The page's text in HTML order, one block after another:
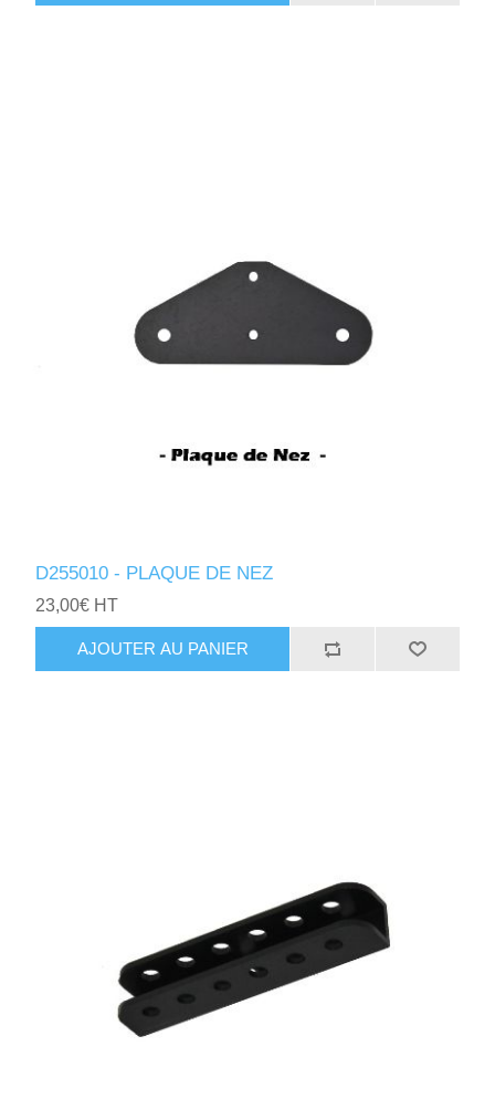
D255010 - PLAQUE DE NEZ
23,00€ HT
AJOUTER AU PANIER